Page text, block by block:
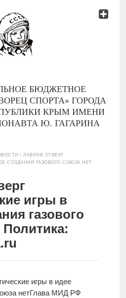
БЮДЖЕТНОЕ
СПОРТА» ГОРОДА
КРЫМ ИМЕНИ
Ю. ГАГАРИНА
/ЛАВРОВ ОТВЕРГ
СОЗДАНИЯ ГАЗОВОГО СОЮЗА НЕТ:
игры в
газового
игры в идее
нетГлава МИД РФ